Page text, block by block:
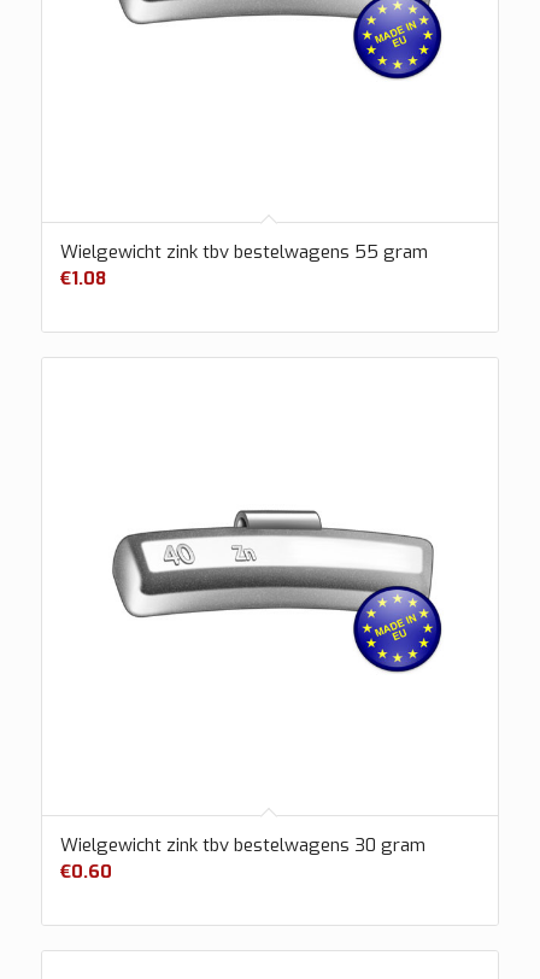
Wielgewicht zink tbv bestelwagens 55 gram
€1.08
Wielgewicht zink tbv bestelwagens 30 gram
€0.60